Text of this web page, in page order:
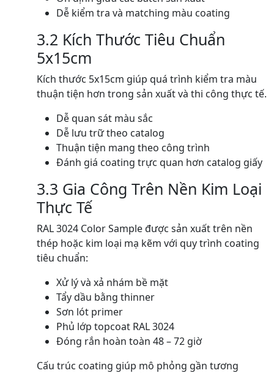
Dễ kiểm tra và matching màu coating
3.2 Kích Thước Tiêu Chuẩn
5x15cm
Kích thước 5x15cm giúp quá trình kiểm tra màu
thuận tiện hơn trong sản xuất và thi công thực tế.
Dễ quan sát màu sắc
Dễ lưu trữ theo catalog
Thuận tiện mang theo công trình
Đánh giá coating trực quan hơn catalog giấy
3.3 Gia Công Trên Nền Kim Loại
Thực Tế
RAL 3024 Color Sample được sản xuất trên nền
thép hoặc kim loại mạ kẽm với quy trình coating
tiêu chuẩn:
Xử lý và xả nhám bề mặt
Tẩy dầu bằng thinner
Sơn lót primer
Phủ lớp topcoat RAL 3024
Đóng rắn hoàn toàn 48 – 72 giờ
Cấu trúc coating giúp mô phỏng gần tương